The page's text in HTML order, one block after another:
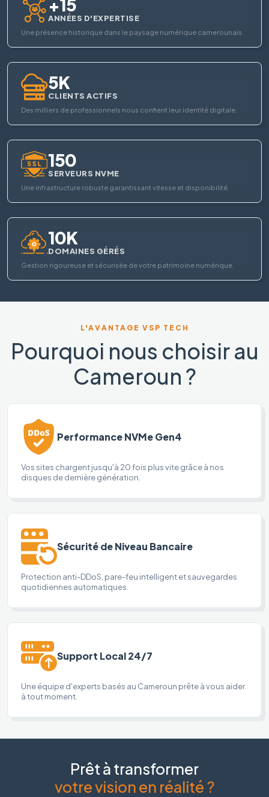
ANNÉES D'EXPERTISE
Une présence historique dans le paysage numérique camerounais.
5K
CLIENTS ACTIFS
Des milliers de professionnels nous confient leur identité digitale.
150
SERVEURS NVME
Une infrastructure robuste garantissant vitesse et disponibilité.
10K
DOMAINES GÉRÉS
Gestion rigoureuse et sécurisée de votre patrimoine numérique.
L'AVANTAGE VSP TECH
Pourquoi nous choisir au
Cameroun ?
Performance NVMe Gen4
Vos sites chargent jusqu'à 20 fois plus vite grâce à nos
disques de dernière génération.
Sécurité de Niveau Bancaire
Protection anti-DDoS, pare-feu intelligent et sauvegardes
quotidiennes automatiques.
Support Local 24/7
Une équipe d'experts basés au Cameroun prête à vous aider
à tout moment.
Prêt à transformer
votre vision en réalité ?